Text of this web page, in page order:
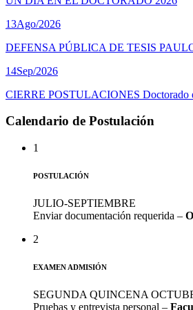
13Ago/2026
DEFENSA PÚBLICA DE TESIS
14Sep/2026
CIERRE POSTULACIONES Doctorado
Calendario de Postulación
1
POSTULACIÓN
JULIO-SEPTIEMBRE
Enviar documentación requerida –
2
EXAMEN ADMISIÓN
SEGUNDA QUINCENA
Pruebas y entrevista personal –